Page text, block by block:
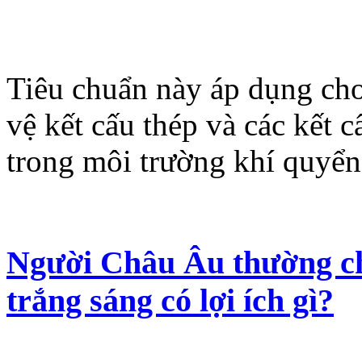
Tiêu chuẩn này áp dụng
vệ kết cấu thép và các kết
trong môi trường khí
Người Châu Âu thường
trắng sáng có lợi ích gì?